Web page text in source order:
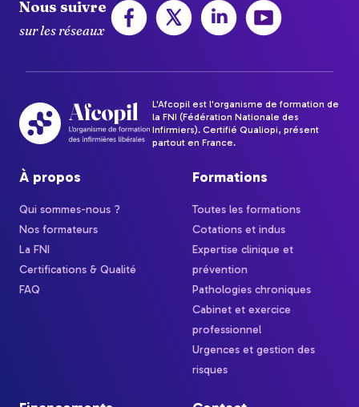
Nous suivre
sur les réseaux
L'Afcopil est l'organisme de formation de
la FNI (Fédération Nationale des
Infirmiers). Certifié Qualiopi, présent
partout en France.
À propos
Qui sommes-nous ?
Nos formateurs
La FNI
Certifications & Qualité
FAQ
Formations
Toutes les formations
Cotations et indus
Expertise clinique et
prévention
Pathologies chroniques
Cabinet et exercice
professionnel
Urgences et gestion des
risques